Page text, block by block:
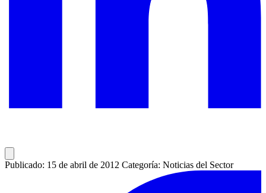
Publicado: 15 de abril de 2012 Categoría: Noticias del Sector